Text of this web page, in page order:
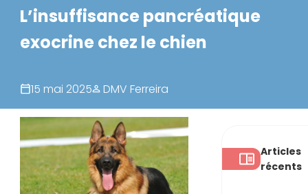
L’insuffisance pancréatique
exocrine chez le chien
15 mai 2025 DMV Ferreira
Articles
récents